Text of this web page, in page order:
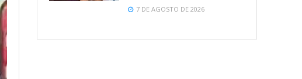
7 DE AGOSTO DE 2026